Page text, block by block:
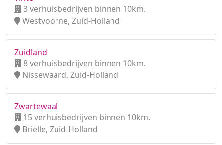
3 verhuisbedrijven binnen 10km.
Westvoorne, Zuid-Holland
Zuidland
8 verhuisbedrijven binnen 10km.
Nissewaard, Zuid-Holland
Zwartewaal
15 verhuisbedrijven binnen 10km.
Brielle, Zuid-Holland